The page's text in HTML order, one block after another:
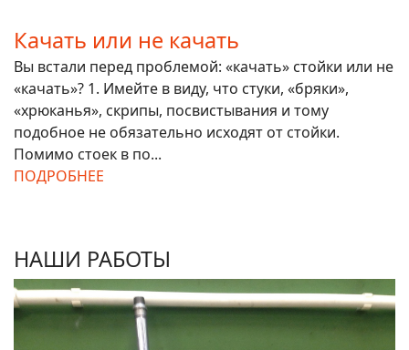
Качать или не качать
Вы встали перед проблемой: «качать» стойки или не
«качать»? 1. Имейте в виду, что стуки, «бряки»,
«хрюканья», скрипы, посвистывания и тому
подобное не обязательно исходят от стойки.
Помимо стоек в по...
ПОДРОБНЕЕ
НАШИ РАБОТЫ